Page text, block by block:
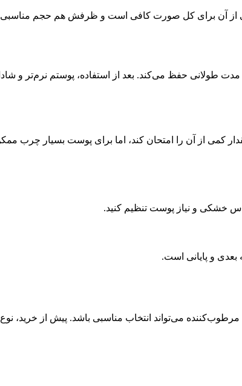
از آن را امتحان کند، اما برای پوست بسیار چرب
خشکی و نیاز پوست تنظیم کنید.
و پایانی است.
می‌تواند انتخاب مناسبی باشد. پیش از خرید،
از آن برای کل صورت کافی است و ظرفش هم حجم مناسبی
حفظ می‌کند. بعد از استفاده، پوستم نرم‌تر و